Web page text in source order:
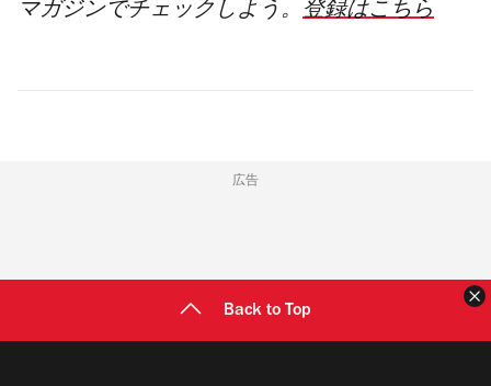
マガジンでチェックしよう。 登録はこちら
広告
Back to Top